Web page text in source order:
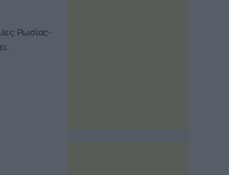
Ρωσίας-